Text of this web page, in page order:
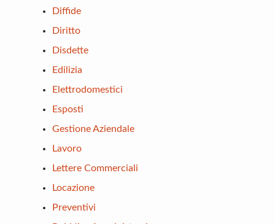
Diffide
Diritto
Disdette
Edilizia
Elettrodomestici
Esposti
Gestione Aziendale
Lavoro
Lettere Commerciali
Locazione
Preventivi